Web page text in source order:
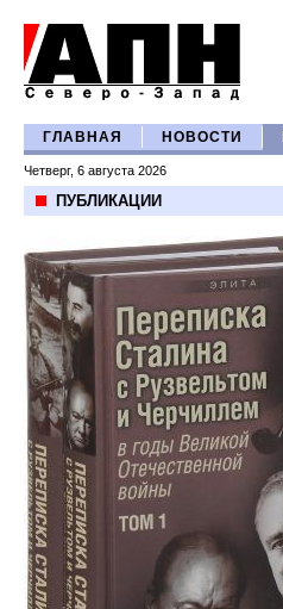
ГЛАВНАЯ НОВОСТИ
Четверг, 6 августа 2026
ПУБЛИКАЦИИ